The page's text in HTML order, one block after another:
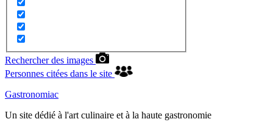
Rechercher des images
Personnes citées dans le site
Gastronomiac
Un site dédié à l'art culinaire et à la haute gastronomie